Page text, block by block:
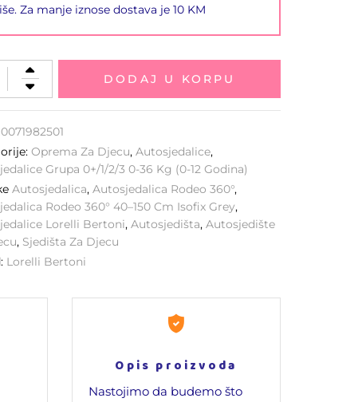
Za manje iznose dostava je 10 KM
DODAJ U KORPU
Oprema Za Djecu,Autosjedalice,
Grupa 0+/1/2/3 0-36 Kg (0-12 Godina)
Autosjedalica,Autosjedalica Rodeo 360°,
Rodeo 360° 40–150 Cm Isofix Grey,
Lorelli Bertoni,Autosjedišta,Autosjedište
, Sjedišta Za Djecu
Lorelli Bertoni
Opis proizvoda
Nastojimo da budemo što